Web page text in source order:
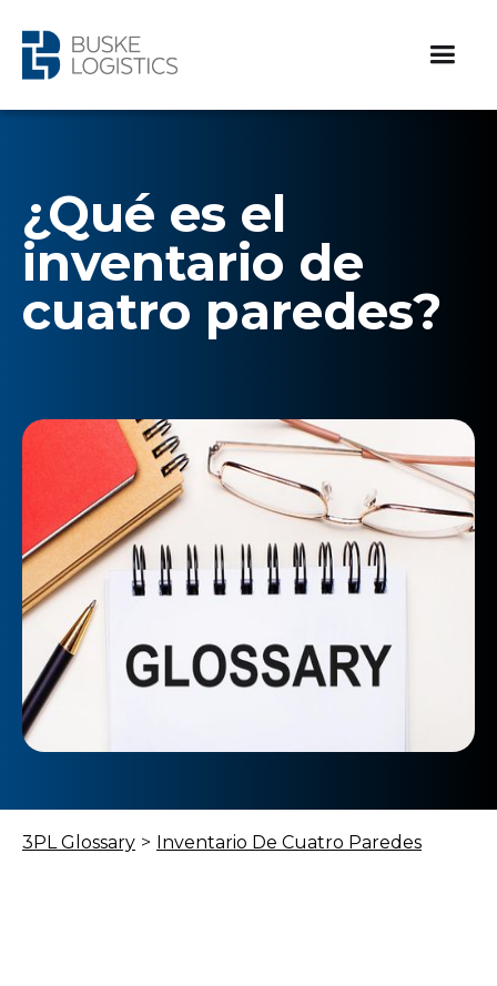
¿Qué es el
inventario de
cuatro paredes?
3PL Glossary > Inventario De Cuatro Paredes